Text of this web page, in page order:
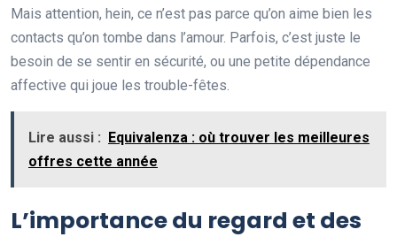
Mais attention, hein, ce n’est pas parce qu’on aime bien les
contacts qu’on tombe dans l’amour. Parfois, c’est juste le
besoin de se sentir en sécurité, ou une petite dépendance
affective qui joue les trouble-fêtes.
Lire aussi :
Equivalenza : où trouver les meilleures
offres cette année
L’importance du regard et des